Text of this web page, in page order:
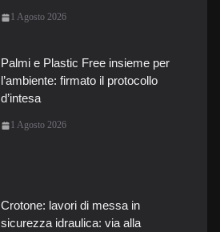
1 Agosto 2026
Palmi e Plastic Free insieme per
l’ambiente: firmato il protocollo
d’intesa
1 Agosto 2026
Crotone: lavori di messa in
sicurezza idraulica: via alla